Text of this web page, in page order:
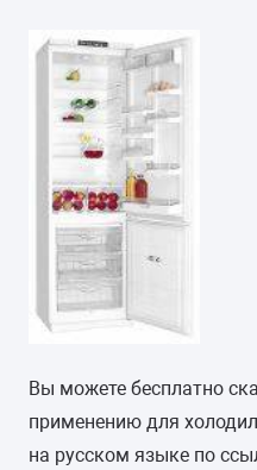
Вы можете бесплатно
применению для
на русском языке по